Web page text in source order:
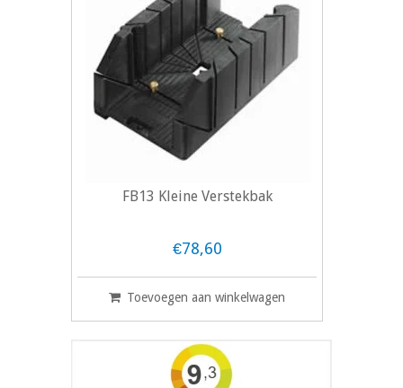
FB13 Kleine Verstekbak
€78,60
Toevoegen aan winkelwagen